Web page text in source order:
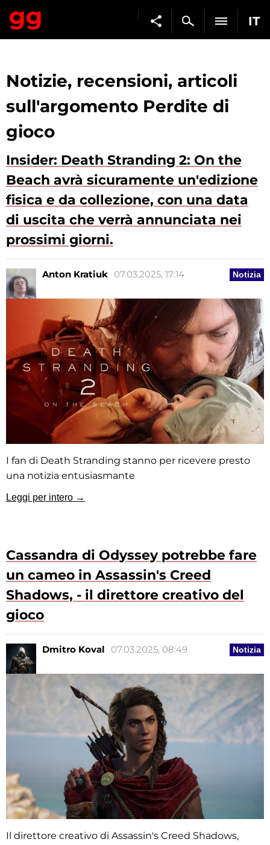
IT
Notizie, recensioni, articoli
sull'argomento Perdite di
gioco
Insider: Death Stranding 2: On the
Beach avrà sicuramente un'edizione
fisica e da collezione, con una data
di uscita che verrà annunciata nei
prossimi giorni.
Notizia
Anton Kratiuk 07.03.2025, 17:14
I fan di Death Stranding stanno per ricevere presto
una notizia entusiasmante
Leggi per intero →
Cassandra di Odyssey potrebbe fare
un cameo in Assassin's Creed
Shadows, - il direttore creativo del
gioco
Notizia
Dmitro Koval 07.03.2025, 08:49
Il direttore creativo di Assassin's Creed Shadows,